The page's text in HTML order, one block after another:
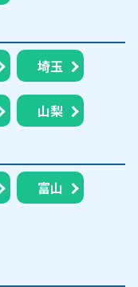
埼玉
山梨
富山